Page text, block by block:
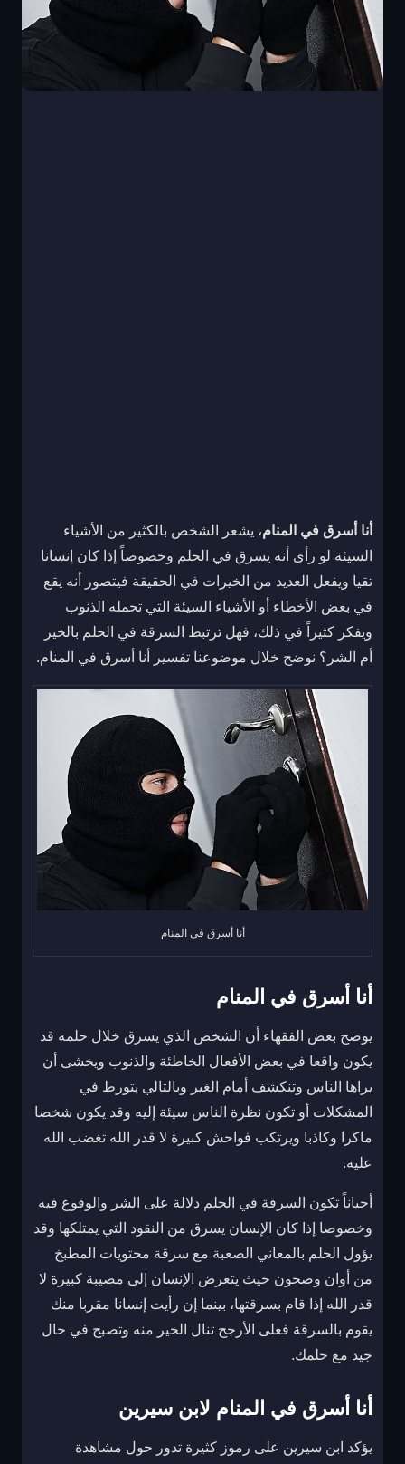
أنا أسرق في المنام، يشعر الشخص بالكثير من الأشياء
السيئة لو رأى أنه يسرق في الحلم وخصوصاً إذا كان إنسانا
تقيا ويفعل العديد من الخيرات في الحقيقة فيتصور أنه يقع
في بعض الأخطاء أو الأشياء السيئة التي تحمله الذنوب
ويفكر كثيراً في ذلك، فهل ترتبط السرقة في الحلم بالخير
أم الشر؟ نوضح خلال موضوعنا تفسير أنا أسرق في المنام.
أنا أسرق في المنام
أنا أسرق في المنام
يوضح بعض الفقهاء أن الشخص الذي يسرق خلال حلمه قد
يكون واقعا في بعض الأفعال الخاطئة والذنوب ويخشى أن
يراها الناس وتنكشف أمام الغير وبالتالي يتورط في
المشكلات أو تكون نظرة الناس سيئة إليه وقد يكون شخصا
ماكرا وكاذبا ويرتكب فواحش كبيرة لا قدر الله تغضب الله
عليه.
أحياناً تكون السرقة في الحلم دلالة على الشر والوقوع فيه
وخصوصا إذا كان الإنسان يسرق من النقود التي يمتلكها وقد
يؤول الحلم بالمعاني الصعبة مع سرقة محتويات المطبخ
من أوان وصحون حيث يتعرض الإنسان إلى مصيبة كبيرة لا
قدر الله إذا قام بسرقتها، بينما إن رأيت إنسانا مقربا منك
يقوم بالسرقة فعلى الأرجح تنال الخير منه وتصبح في حال
جيد مع حلمك.
أنا أسرق في المنام لابن سيرين
يؤكد ابن سيرين على رموز كثيرة تدور حول مشاهدة